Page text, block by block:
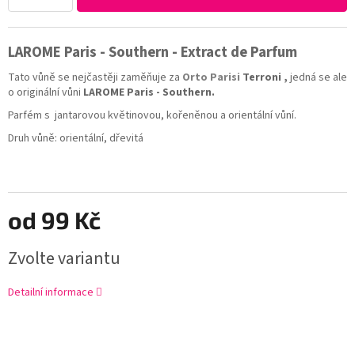
od 99 Kč
Zvolte variantu
LAROME Paris - Southern - Extract de Parfum
Tato vůně se nejčastěji zaměňuje za Orto Parisi Terroni , jedná se ale
o originální vůni LAROME Paris - Southern.
Parfém s jantarovou květinovou, kořeněnou a orientální vůní.
Druh vůně: orientální, dřevitá
Detailní informace